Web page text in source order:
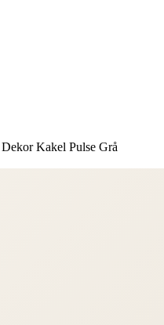
Dekor Kakel Pulse Grå